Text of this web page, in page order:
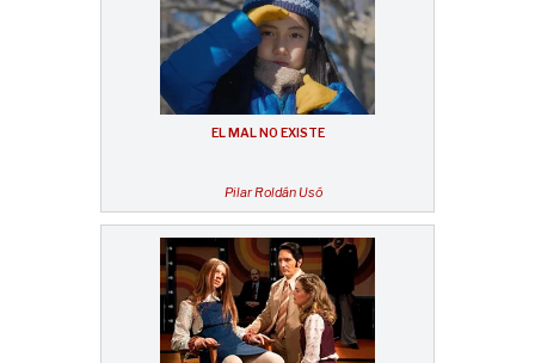
EL MAL NO EXISTE
Pilar Roldán Usó